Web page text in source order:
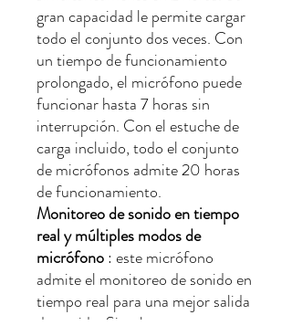
gran capacidad le permite cargar
todo el conjunto dos veces. Con
un tiempo de funcionamiento
prolongado, el micrófono puede
funcionar hasta 7 horas sin
interrupción. Con el estuche de
carga incluido, todo el conjunto
de micrófonos admite 20 horas
de funcionamiento.
Monitoreo de sonido en tiempo
real y múltiples modos de
micrófono: este micrófono
admite el monitoreo de sonido en
tiempo real para una mejor salida
de sonido. Simplemente conecte